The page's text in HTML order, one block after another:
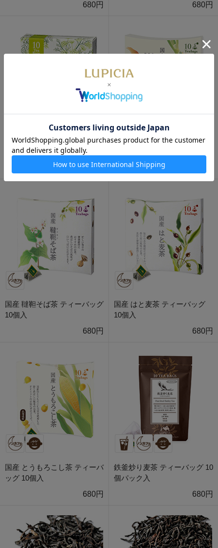
680円
680円
国産 桑の葉茶 ティーバッグ
10個定番デザインBOX入
680円
国産 玉ねぎの皮茶 ティーバッ
国産 韃靼そば茶 ティーバッグ
10個入
680円
国産 はと麦茶 ティーバッグ
10個入
680円
国産 とうもろこし茶 ティーバ
ッグ 10個入
680円
鉄釜炒り麦茶 ティーバッグ 10
個パック入
680円